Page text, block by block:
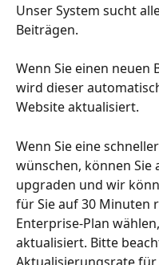
Unser System sucht
Beiträgen.
Wenn Sie einen neuen
wird dieser
Website aktualisiert.
Wenn Sie eine
wünschen, können Sie
upgraden und wir
für Sie auf 30 Minuten
Enterprise-Plan
aktualisiert. Bitte